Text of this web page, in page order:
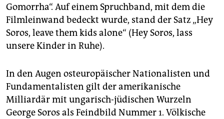
Gomorrha“. Auf einem Spruchband, mit dem die
Filmleinwand bedeckt wurde, stand der Satz „Hey
Soros, leave them kids alone“ (Hey Soros, lass
unsere Kinder in Ruhe).
In den Augen osteuropäischer Nationalisten und
Fundamentalisten gilt der amerikanische
Milliardär mit ungarisch-jüdischen Wurzeln
George Soros als Feindbild Nummer 1. Völkische